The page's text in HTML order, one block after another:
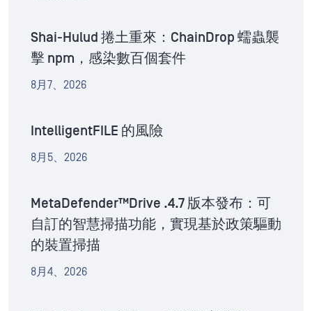
Shai-Hulud 捲土重來：ChainDrop 蠕蟲襲
擊 npm，感染數百個套件
8月7、2026
IntelligentFILE 的風險
8月5、2026
MetaDefender™Drive .4.7 版本發布：可
自訂的智慧掃描功能，實現基於政策驅動
的裝置掃描
8月4、2026